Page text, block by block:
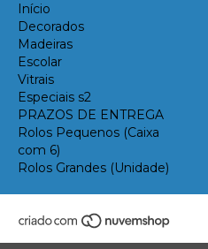
Início
Decorados
Madeiras
Escolar
Vitrais
Especiais s2
PRAZOS DE ENTREGA
Rolos Pequenos (Caixa
com 6)
Rolos Grandes (Unidade)